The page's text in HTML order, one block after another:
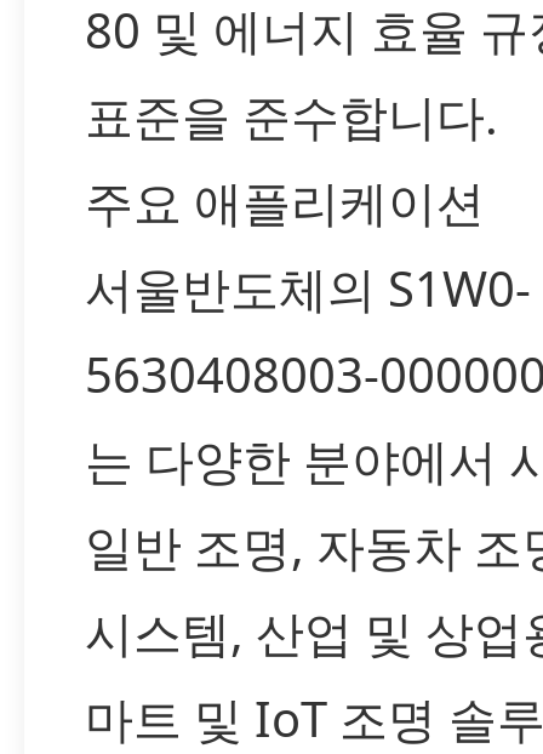
80 및 에너지 효율
표준을 준수합니다.
주요 애플리케이션
서울반도체의 S1W0-
5630408003-
는 다양한 분야에서
일반 조명, 자동차
시스템, 산업 및 상업
마트 및 IoT 조명 솔